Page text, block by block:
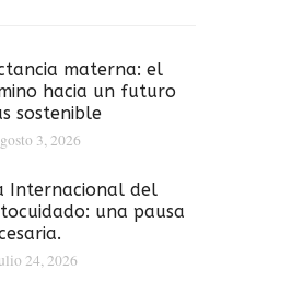
materna: el
hacia un futuro
sostenible
3, 2026
Internacional del
una pausa
24, 2026